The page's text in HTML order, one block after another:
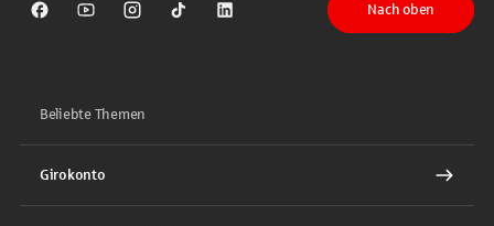
Sparkasse auf Facebook
Sparkasse auf Youtube
Sparkasse auf Instagram
Sparkasse auf TikTok
Sparkasse auf LinkedIn
Nach oben
Beliebte Themen
Girokonto